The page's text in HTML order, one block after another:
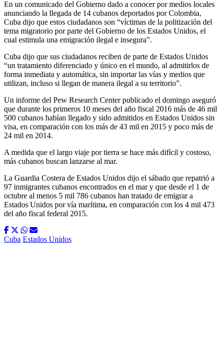
En un comunicado del Gobierno dado a conocer por medios locales
anunciando la llegada de 14 cubanos deportados por Colombia,
Cuba dijo que estos ciudadanos son “víctimas de la politización del
tema migratorio por parte del Gobierno de los Estados Unidos, el
cual estimula una emigración ilegal e insegura”.
Cuba dijo que sus ciudadanos reciben de parte de Estados Unidos
“un tratamiento diferenciado y único en el mundo, al admitirlos de
forma inmediata y automática, sin importar las vías y medios que
utilizan, incluso si llegan de manera ilegal a su territorio”.
Un informe del Pew Research Center publicado el domingo aseguró
que durante los primeros 10 meses del año fiscal 2016 más de 46 mil
500 cubanos habían llegado y sido admitidos en Estados Unidos sin
visa, en comparación con los más de 43 mil en 2015 y poco más de
24 mil en 2014.
A medida que el largo viaje por tierra se hace más difícil y costoso,
más cubanos buscan lanzarse al mar.
La Guardia Costera de Estados Unidos dijo el sábado que repatrió a
97 inmigrantes cubanos encontrados en el mar y que desde el 1 de
octubre al menos 5 mil 786 cubanos han tratado de emigrar a
Estados Unidos por vía marítima, en comparación con los 4 mil 473
del año fiscal federal 2015.
Cuba Estados Unidos